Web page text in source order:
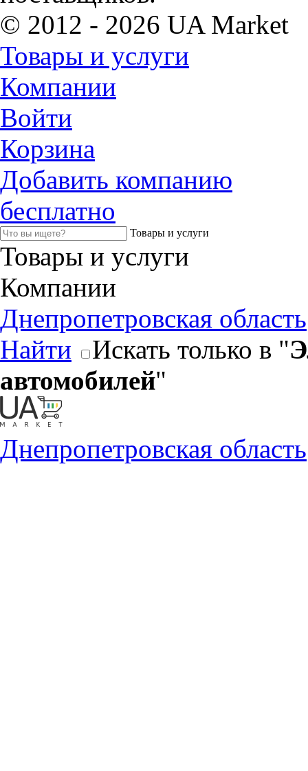
© 2012 - 2026 UA Market
Товары и услуги
Компании
Войти
Корзина
Добавить компанию
бесплатно
Товары и услуги
Товары и услуги
Компании
Днепропетровская область
Найти
Искать только в "
автомобилей"
Днепропетровская область